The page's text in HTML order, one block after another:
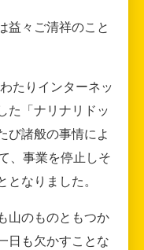
益々ご清祥のこと
たりインターネッ
た「ナリナリドッ
び諸般の事情によ
、事業を停止しそ
なりました。
山のものともつか
日も欠かすことな